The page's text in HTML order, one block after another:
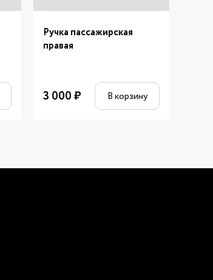
Ручка пассажирская
правая
3 000₽ В корзину